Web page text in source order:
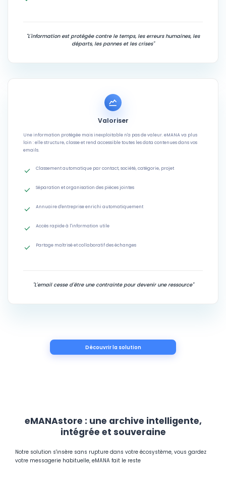
"L'information est protégée contre le temps, les erreurs humaines, les
départs, les pannes et les crises"
Valoriser
Une information protégée mais inexploitable n'a pas de valeur. eMANA va plus
loin : elle structure, classe et rend accessible toutes les data contenues dans vos
emails.
Classement automatique par contact, société, catégorie, projet
Séparation et organisation des pièces jointes
Annuaire d'entreprise enrichi automatiquement
Accès rapide à l'information utile
Partage maîtrisé et collaboratif des échanges
"L'email cesse d'être une contrainte pour devenir une ressource"
Découvrir la solution
eMANAstore : une archive intelligente,
intégrée et souveraine
Notre solution s'insère sans rupture dans votre écosystème, vous gardez
votre messagerie habituelle, eMANA fait le reste